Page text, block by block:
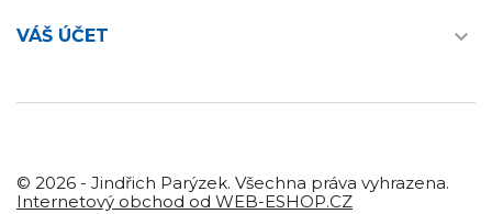
VÁŠ ÚČET 
© 2026 - Jindřich Parýzek. Všechna práva vyhrazena.
Internetový obchod od WEB-ESHOP.CZ